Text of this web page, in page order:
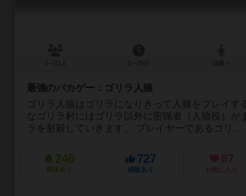
最強のバカゲー：ゴリラ人狼
ゴリラ人狼はゴリラになりきって人狼をプレイす
なゴリラ村にはゴリラ以外に密猟者（人狼役）が
ラを射殺していきます。 プレイヤーであるゴリ...
246
興味あり
727
経験あり
87
お気に入り